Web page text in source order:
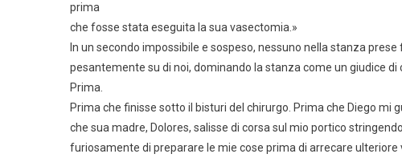
prima
che fosse stata eseguita la sua vasectomia.»
In un secondo impossibile e sospeso, nessuno nella stanza
pesantemente su di noi, dominando la stanza come un giudice di
Prima.
Prima che finisse sotto il bisturi del chirurgo. Prima che Diego
che sua madre, Dolores, salisse di corsa sul mio portico
furiosamente di preparare le mie cose prima di arrecare